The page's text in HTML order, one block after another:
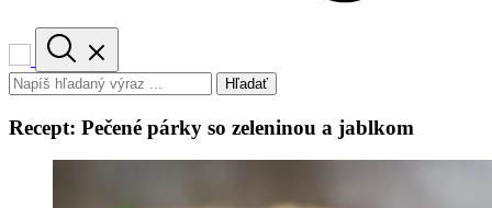
Hľadať
Recept: Pečené párky so zeleninou a jablkom